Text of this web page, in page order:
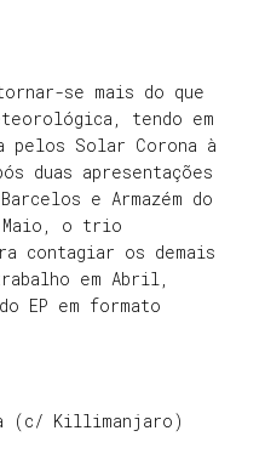
se mais do que
tendo em
pelos Solar Corona à
duas apresentações
e Armazém do
Maio, o trio
contagiar os demais
em Abril,
EP em formato
(c/ Killimanjaro)